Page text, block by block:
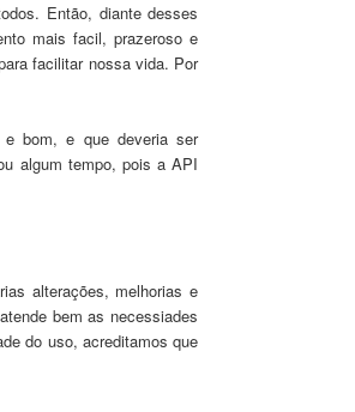
Então, diante desses
nto mais facil, prazeroso e
facilitar nossa vida. Por
bom, e que deveria ser
algum tempo, pois a API
alterações, melhorias e
bem as necessiades
do uso, acreditamos que